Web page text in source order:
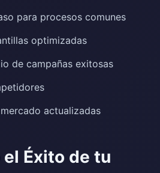
para procesos comunes
optimizadas
de campañas exitosas
actualizadas
Éxito de tu